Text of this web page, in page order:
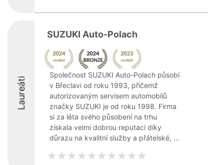
Laureáti
SUZUKI Auto-Polach
Společnost SUZUKI Auto-Polach působí
v Břeclavi od roku 1993, přičemž
autorizovaným servisem automobilů
značky SUZUKI je od roku 1998. Firma
si za léta svého působení na trhu
získala velmi dobrou reputaci díky
důrazu na kvalitní služby a přátelské, ...